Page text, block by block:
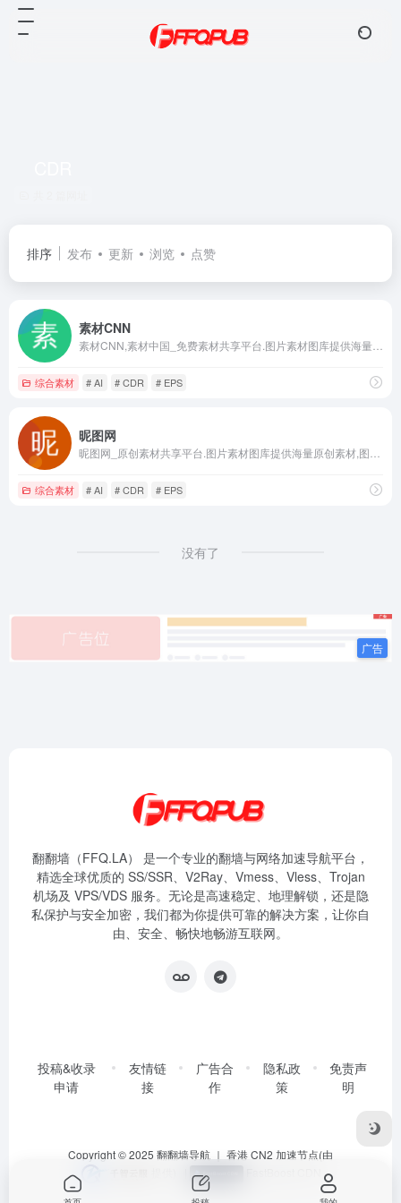
排序 发布 更新 浏览 点赞
素材CNN
综合素材 # AI # CDR # EPS
昵图网
综合素材 # AI # CDR # EPS
没有了
翻翻墙（FFQ.LA） 是一个专业的翻墙与网络加速导航平台，
精选全球优质的 SS/SSR、V2Ray、Vmess、Vless、Trojan
机场及 VPS/VDS 服务。无论是高速稳定、地理解锁，还是隐
私保护与安全加密，我们都为你提供可靠的解决方案，让你自
由、安全、畅快地畅游互联网。
投稿&收录
申请
友情链
接
广告合
作
隐私政
策
免责声
明
Copyright © 2025 翻翻墙导航 ｜ 香港 CN2 加速节点(由